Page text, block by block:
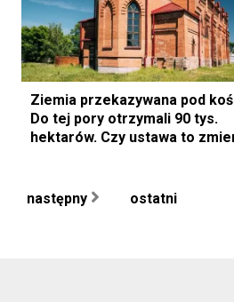
Ziemia przekazywana pod
Do tej pory otrzymali 90 tys.
hektarów. Czy ustawa to
następny ostatni